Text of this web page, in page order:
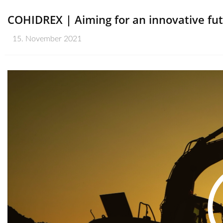
COHIDREX | Aiming for an innovative
15. November 2021